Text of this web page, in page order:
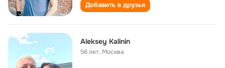
Добавить в друзья
Aleksey Kalinin
56 лет, Москва